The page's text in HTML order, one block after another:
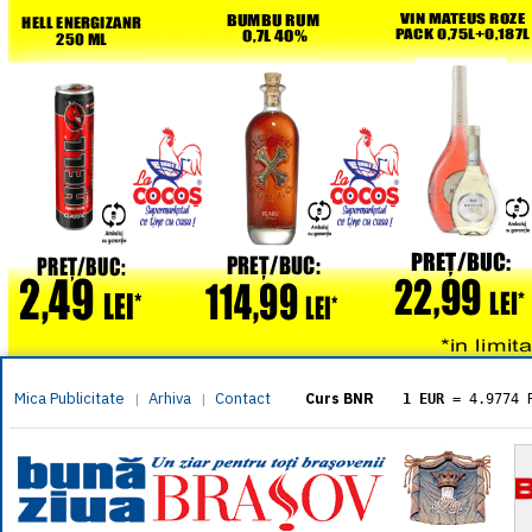
Mica Publicitate | Arhiva | Contact Curs BNR 1 EUR = 4.9774
= 5.8304
1 XAU= 464.4611
1 AED= 1.1933
1 AUD= 2.7957
1 BGN= 2.5449